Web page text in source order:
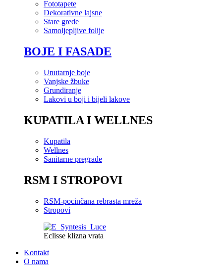
Fototapete
Dekorativne lajsne
Stare grede
Samoljepljive folije
BOJE I FASADE
Unutarnje boje
Vanjske žbuke
Grundiranje
Lakovi u boji i bijeli lakove
KUPATILA I WELLNES
Kupatila
Wellnes
Sanitarne pregrade
RSM I STROPOVI
RSM-pocinčana rebrasta mreža
Stropovi
Eclisse klizna vrata
Kontakt
O nama